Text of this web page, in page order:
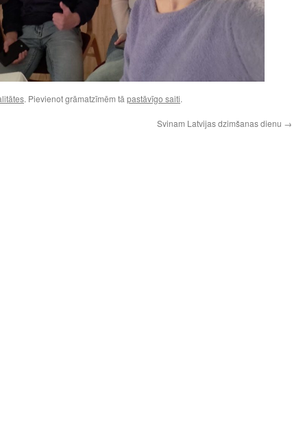
. Pievienot grāmatzīmēm tā pastāvīgo saiti.
Svinam Latvijas dzimšanas dienu →